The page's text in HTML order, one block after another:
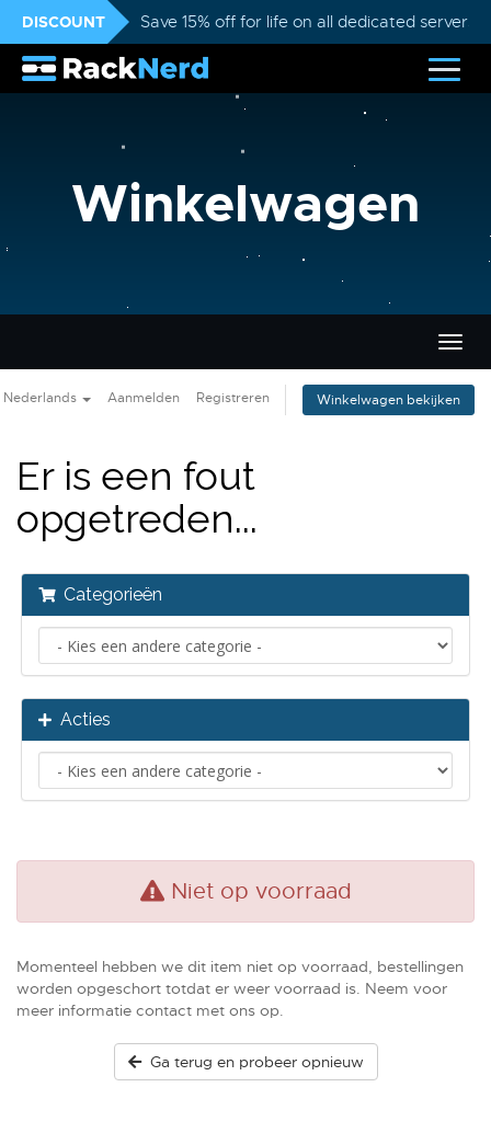
DISCOUNT Save 15% off for life on all dedicated servers
Winkelwagen
in-/
Nederlands Aanmelden Registreren Winkelwagen bekijken
Er is een fout
opgetreden...
Categorieën
Acties
Niet op voorraad
Momenteel hebben we dit item niet op voorraad, bestellingen
worden opgeschort totdat er weer voorraad is. Neem voor
meer informatie contact met ons op.
Ga terug en probeer opnieuw